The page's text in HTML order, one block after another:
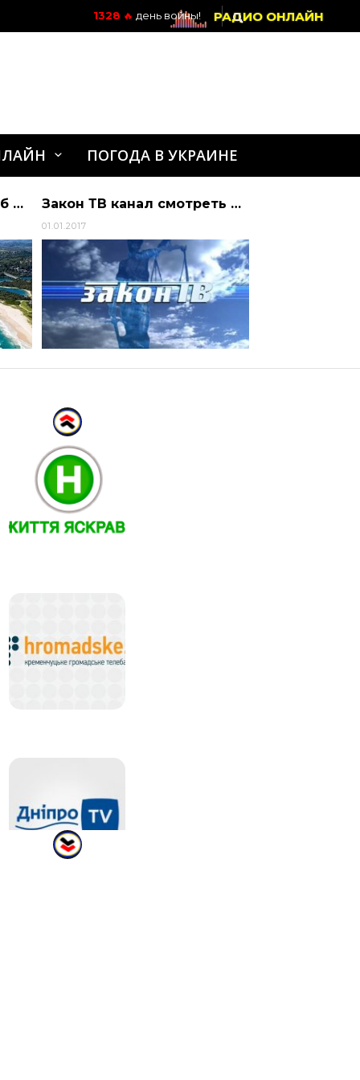
РАДИО ОНЛАЙН
1328 🔥день войны!
ПОГОДА В УКРАИНЕ
10 интересных фактов об Австралии Закон ТВ канал смотреть онлайн
01.01.2017